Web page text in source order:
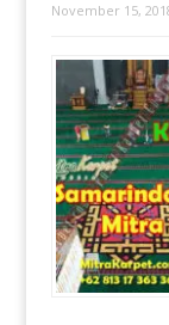
November 15,